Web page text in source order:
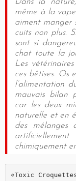
Dans la
même à la
aiment manger
cuits non plus.
sont si
chat toute la
Les
ces bêtises. Os
l’alimentation
mauvais bilan
car les deux
naturelle et en
des mélanges
chimiquement
«Toxic